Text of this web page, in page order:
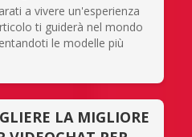
a vivere un'esperienza
ti guiderà nel mondo
le modelle più
LA MIGLIORE